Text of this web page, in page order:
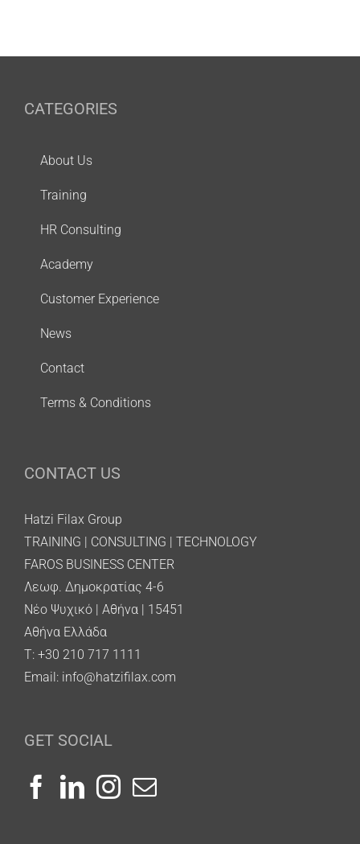
CATEGORIES
About Us
Training
HR Consulting
Academy
Customer Experience
News
Contact
Terms & Conditions
CONTACT US
Hatzi Filax Group
TRAINING | CONSULTING | TECHNOLOGY
FAROS BUSINESS CENTER
Λεωφ. Δημοκρατίας 4-6
Νέο Ψυχικό | Αθήνα | 15451
Αθήνα Ελλάδα
T: +30 210 717 1111
Email: info@hatzifilax.com
GET SOCIAL